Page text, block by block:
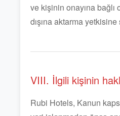
ve kişinin onayına bağlı
dışına aktarma yetkisine
VIII. İlgili kişinin
Rubi Hotels, Kanun